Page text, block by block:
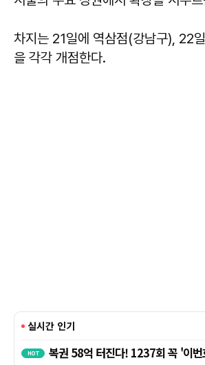
차지는 21일에 역삼점(강남구), 22
을 각각 개점한다.